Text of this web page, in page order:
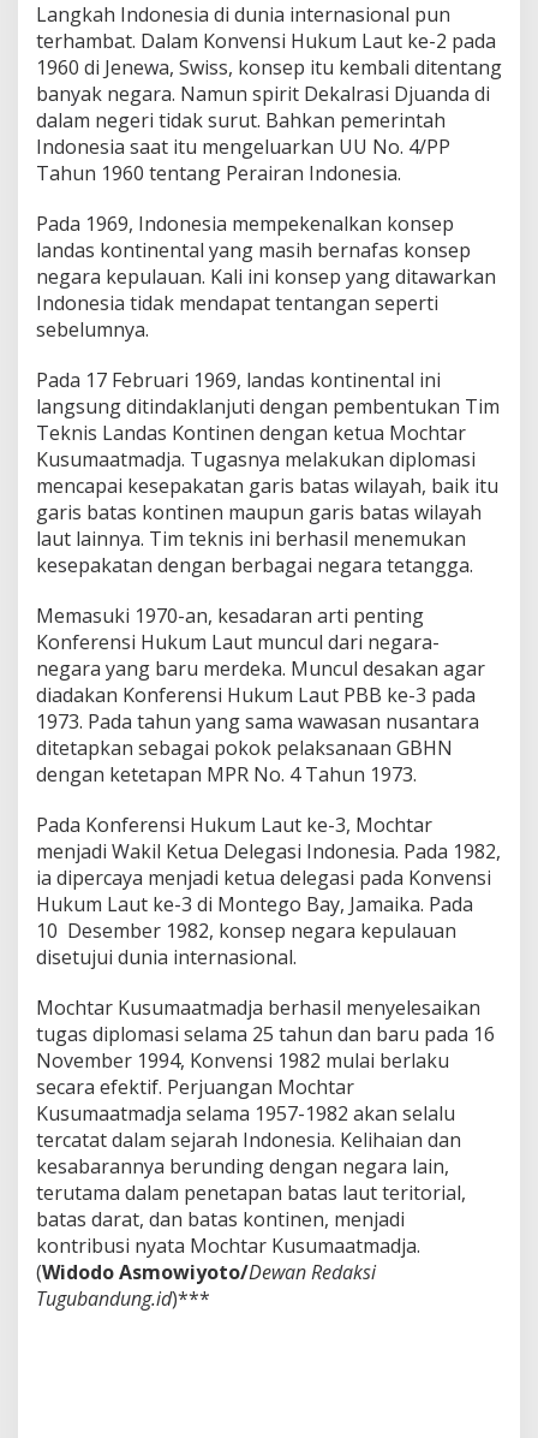
Langkah Indonesia di dunia internasional pun
terhambat. Dalam Konvensi Hukum Laut ke-2 pada
1960 di Jenewa, Swiss, konsep itu kembali ditentang
banyak negara. Namun spirit Dekalrasi Djuanda di
dalam negeri tidak surut. Bahkan pemerintah
Indonesia saat itu mengeluarkan UU No. 4/PP
Tahun 1960 tentang Perairan Indonesia.
Pada 1969, Indonesia mempekenalkan konsep
landas kontinental yang masih bernafas konsep
negara kepulauan. Kali ini konsep yang ditawarkan
Indonesia tidak mendapat tentangan seperti
sebelumnya.
Pada 17 Februari 1969, landas kontinental ini
langsung ditindaklanjuti dengan pembentukan Tim
Teknis Landas Kontinen dengan ketua Mochtar
Kusumaatmadja. Tugasnya melakukan diplomasi
mencapai kesepakatan garis batas wilayah, baik itu
garis batas kontinen maupun garis batas wilayah
laut lainnya. Tim teknis ini berhasil menemukan
kesepakatan dengan berbagai negara tetangga.
Memasuki 1970-an, kesadaran arti penting
Konferensi Hukum Laut muncul dari negara-
negara yang baru merdeka. Muncul desakan agar
diadakan Konferensi Hukum Laut PBB ke-3 pada
1973. Pada tahun yang sama wawasan nusantara
ditetapkan sebagai pokok pelaksanaan GBHN
dengan ketetapan MPR No. 4 Tahun 1973.
Pada Konferensi Hukum Laut ke-3, Mochtar
menjadi Wakil Ketua Delegasi Indonesia. Pada 1982,
ia dipercaya menjadi ketua delegasi pada Konvensi
Hukum Laut ke-3 di Montego Bay, Jamaika. Pada
10 Desember 1982, konsep negara kepulauan
disetujui dunia internasional.
Mochtar Kusumaatmadja berhasil menyelesaikan
tugas diplomasi selama 25 tahun dan baru pada 16
November 1994, Konvensi 1982 mulai berlaku
secara efektif. Perjuangan Mochtar
Kusumaatmadja selama 1957-1982 akan selalu
tercatat dalam sejarah Indonesia. Kelihaian dan
kesabarannya berunding dengan negara lain,
terutama dalam penetapan batas laut teritorial,
batas darat, dan batas kontinen, menjadi
kontribusi nyata Mochtar Kusumaatmadja.
(Widodo Asmowiyoto/Dewan Redaksi
Tugubandung.id)***